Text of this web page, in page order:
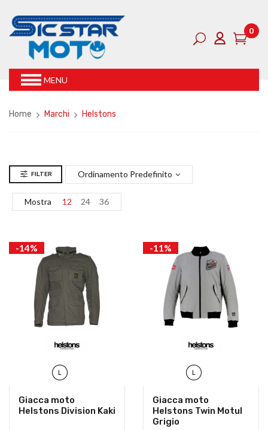
0
MENU
Home Marchi Helstons
FILTER Ordinamento Predefinito
Mostra 12 24 36
-14%
L
Giacca moto
Helstons Division Kaki
-11%
L
Giacca moto
Helstons Twin Motul
Grigio